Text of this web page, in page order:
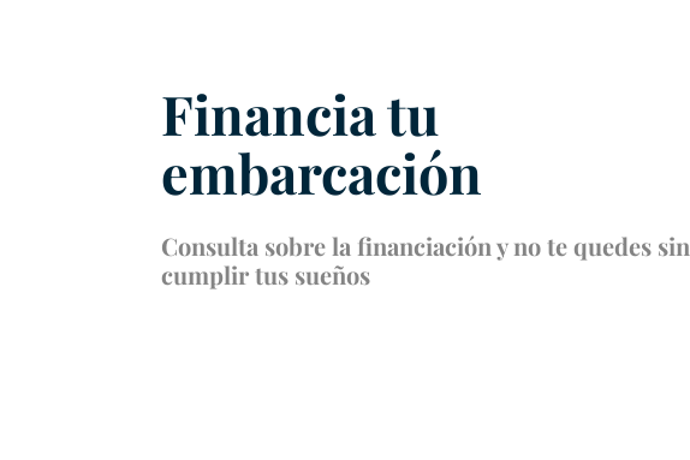
Financia tu
embarcación
Consulta sobre la financiación y no te quedes sin
cumplir tus sueños